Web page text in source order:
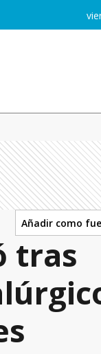
Añadir como
tras